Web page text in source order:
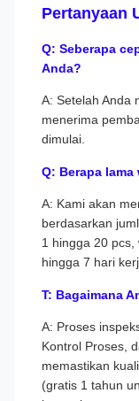
Pertanyaan
Q: Seberapa
Anda?
A: Setelah Anda
menerima
dimulai.
Q: Berapa
A: Kami akan
berdasarkan
1 hingga 20
hingga 7 hari
T: Bagaimana
A: Proses
Kontrol Proses,
memastikan
(gratis 1 tahun